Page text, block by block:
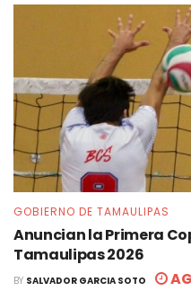
GOBIERNO DE TAMAULIPAS
Anuncian la Primera
Tamaulipas 2026
BY SALVADOR GARCIA SOTO